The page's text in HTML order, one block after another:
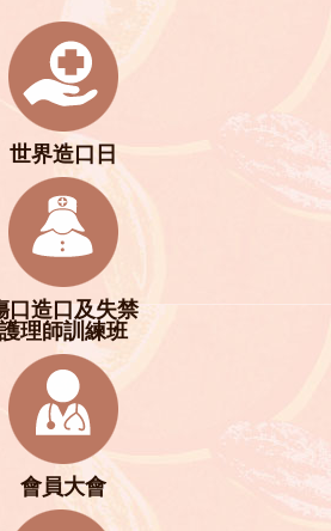
世界造口日
口造口及失禁
護理師訓練班
會員大會